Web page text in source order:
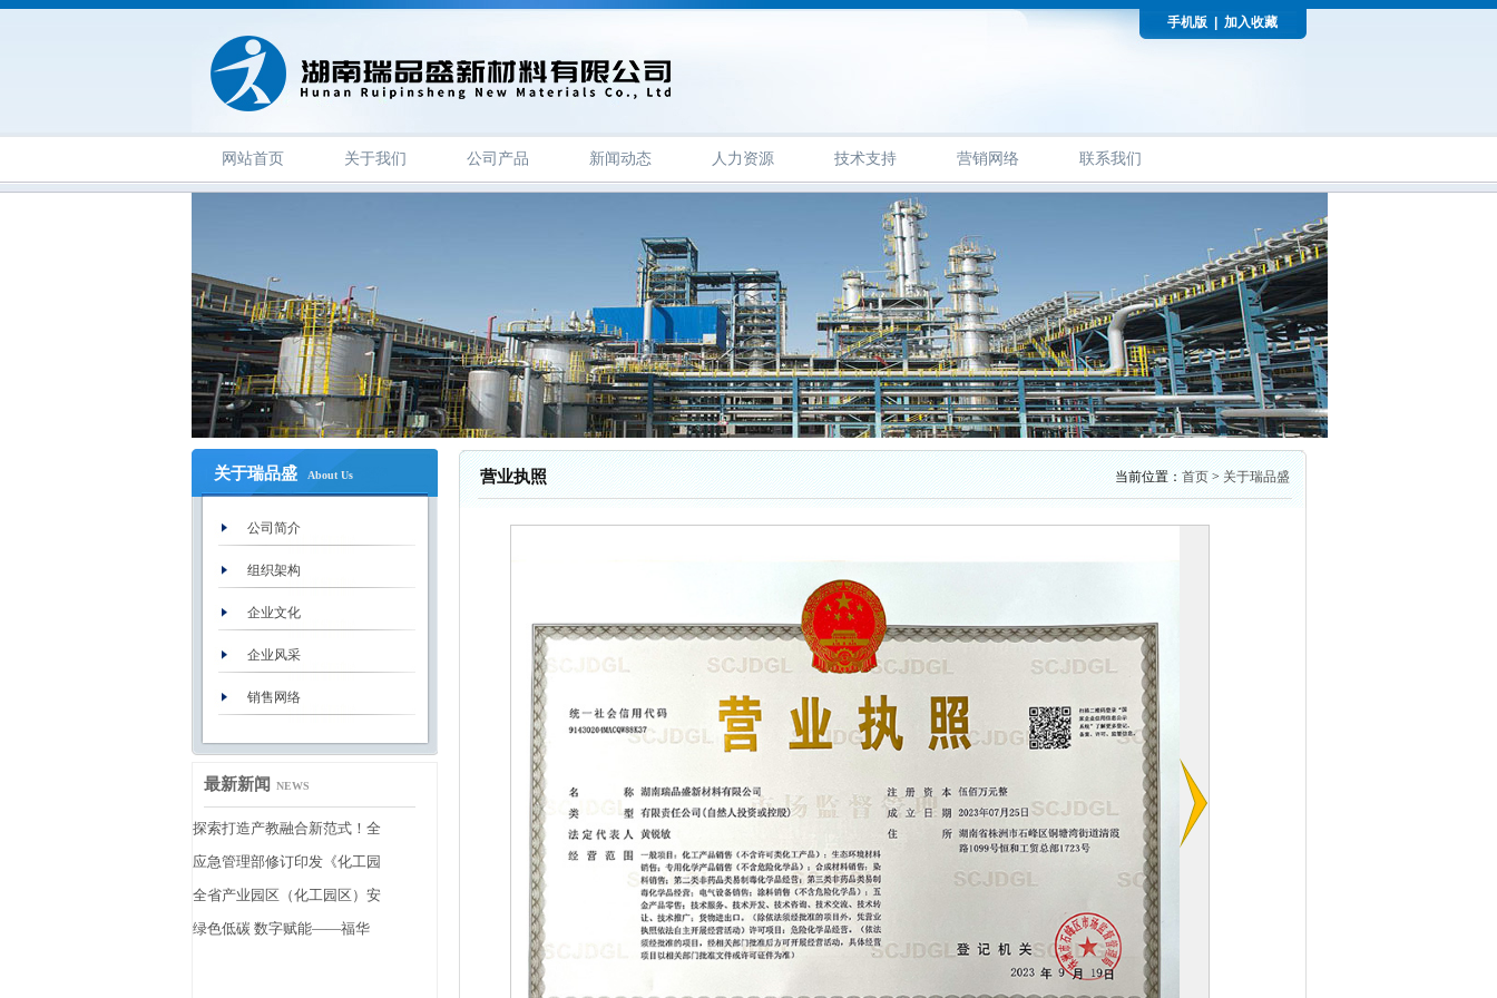
手机版 加入收藏
网站首页 关于我们 公司产品 新闻动态 人力资源 技术支持 营销网络 联系我们
关于瑞品盛 About Us
公司简介
组织架构
企业文化
企业风采
销售网络
最新新闻 NEWS
营业执照 当前位置：首页>关于瑞品盛